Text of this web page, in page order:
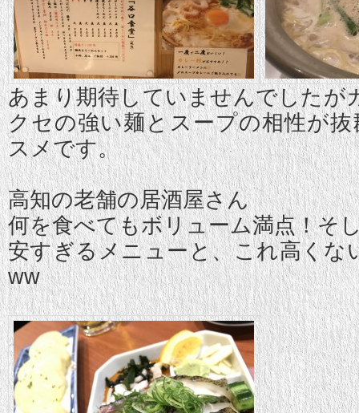
あまり期待していませんでしたが
クセの強い麺とスープの相性が
スメです。
高知の老舗の居酒屋さん
何を食べてもボリューム満点！そ
安すぎるメニューと、これ高くな
ww